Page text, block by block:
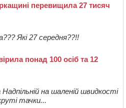
перевищила 27 тисяч
Які 27 середня??!!
понад 100 осіб та 12
на шаленій швидкості
тачки...